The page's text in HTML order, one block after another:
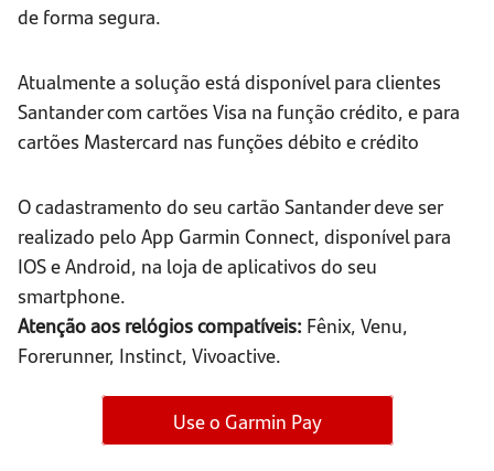
de forma segura.
Atualmente a solução está disponível para clientes
Santander com cartões Visa na função crédito, e para
cartões Mastercard nas funções débito e crédito
O cadastramento do seu cartão Santander deve ser
realizado pelo App Garmin Connect, disponível para
IOS e Android, na loja de aplicativos do seu
smartphone.
Atenção aos relógios compatíveis: Fênix, Venu,
Forerunner, Instinct, Vivoactive.
Use o Garmin Pay